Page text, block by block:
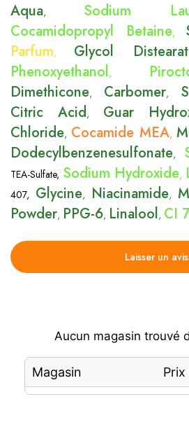
Aqua, Sodium
Cocamidopropyl Betaine,
Parfum, Glycol
Phenoxyethanol,
Dimethicone, Carbomer,
Citric Acid, Guar
Chloride, Cocamide MEA,
Dodecylbenzenesulfonate,
TEA-Sulfate, Sodium Hydroxide,
407, Glycine, Niacinamide,
Powder, PPG-6, Linalool, CI
Laisser un avis
Aucun magasin trouvé
Magasin Prix